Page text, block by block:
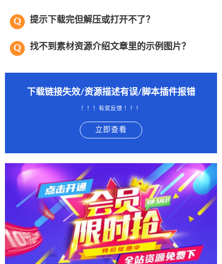
提示下载完但解压或打开不了？
找不到素材资源介绍文章里的示例图片？
下载链接失效/资源描述有误/脚本插件报错
！！！有奖反馈 ！！！
立即查看